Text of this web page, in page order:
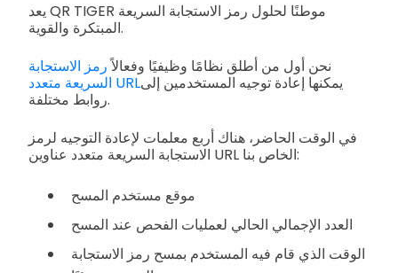
يعد QR TIGER موطنًا لحلول رمز الاستجابة السريعة
المبتكرة والقوية.
نحن أول من أطلق نظامًا وظيفيًا وفعالاًرمز الاستجابة
السريعة متعدد URLيمكنها إعادة توجيه المستخدمين إلى
روابط مختلفة.
في الوقت الحاضر، هناك أربع معلمات لإعادة التوجيه لرمز
الاستجابة السريعة متعدد عناوين URL الخاص بنا:
موقع مستخدم المسح
العدد الإجمالي الحالي لعمليات الفحص عند المسح
الوقت الذي قام فيه المستخدم بمسح رمز الاستجابة